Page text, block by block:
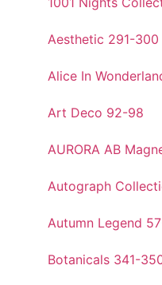
Aesthetic 291-300
Alice In
Art Deco 92-98
AURORA AB
Autograph
Autumn Legend
Botanicals 341-